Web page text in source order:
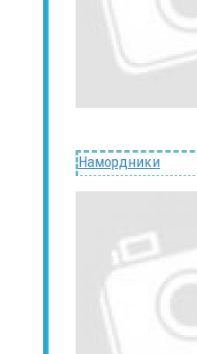
Намордники